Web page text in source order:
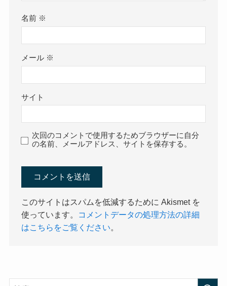
名前 ※
メール ※
サイト
次回のコメントで使用するためブラウザーに自分
の名前、メールアドレス、サイトを保存する。
このサイトはスパムを低減するために Akismet を
使っています。
コメントデータの処理方法の詳細
はこちらをご覧ください。